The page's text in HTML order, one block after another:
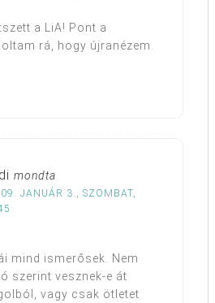
a LiA! Pont a
rá, hogy újranézem.
mondta
JANUÁR 3., SZOMBAT,
mind ismerősek. Nem
szerint vesznek-e át
vagy csak ötletet